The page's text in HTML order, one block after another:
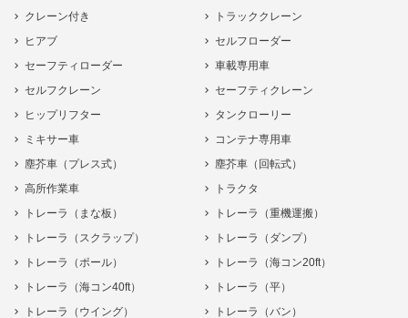
クレーン付き
トラッククレーン
ヒアブ
セルフローダー
セーフティローダー
車載専用車
セルフクレーン
セーフティクレーン
ヒップリフター
タンクローリー
ミキサー車
コンテナ専用車
塵芥車（プレス式）
塵芥車（回転式）
高所作業車
トラクタ
トレーラ（まな板）
トレーラ（重機運搬）
トレーラ（スクラップ）
トレーラ（ダンプ）
トレーラ（ポール）
トレーラ（海コン20ft）
トレーラ（海コン40ft）
トレーラ（平）
トレーラ（ウイング）
トレーラ（バン）